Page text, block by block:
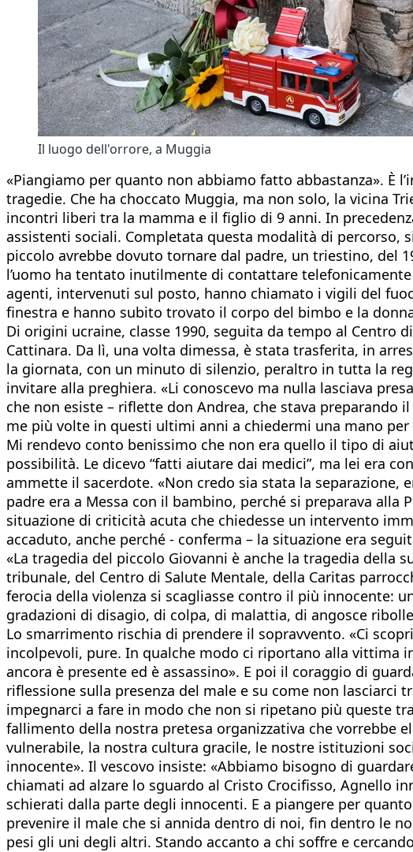
Il luogo dell'orrore, a Muggia
«Piangiamo per quanto non abbiamo fatto abbastanza». È
tragedie. Che ha choccato Muggia, ma non solo, la vicina
incontri liberi tra la mamma e il figlio di 9 anni. In
assistenti sociali. Completata questa modalità di percorso,
piccolo avrebbe dovuto tornare dal padre, un triestino, del
l’uomo ha tentato inutilmente di contattare
agenti, intervenuti sul posto, hanno chiamato i vigili del
finestra e hanno subito trovato il corpo del bimbo e la
Di origini ucraine, classe 1990, seguita da tempo al Centro
Cattinara. Da lì, una volta dimessa, è stata trasferita, in
la giornata, con un minuto di silenzio, peraltro in tutta la
invitare alla preghiera. «Li conoscevo ma nulla lasciava
che non esiste – riflette don Andrea, che stava preparando
me più volte in questi ultimi anni a chiedermi una mano
Mi rendevo conto benissimo che non era quello il tipo di
possibilità. Le dicevo “fatti aiutare dai medici”, ma lei era
ammette il sacerdote. «Non credo sia stata la separazione,
padre era a Messa con il bambino, perché si preparava alla
situazione di criticità acuta che chiedesse un intervento
accaduto, anche perché - conferma – la situazione era
«La tragedia del piccolo Giovanni è anche la tragedia della
tribunale, del Centro di Salute Mentale, della Caritas
ferocia della violenza si scagliasse contro il più innocente:
gradazioni di disagio, di colpa, di malattia, di angosce
Lo smarrimento rischia di prendere il sopravvento. «Ci
incolpevoli, pure. In qualche modo ci riportano alla vittima
ancora è presente ed è assassino». E poi il coraggio di
riflessione sulla presenza del male e su come non
impegnarci a fare in modo che non si ripetano più queste
fallimento della nostra pretesa organizzativa che vorrebbe
vulnerabile, la nostra cultura gracile, le nostre istituzioni
innocente». Il vescovo insiste: «Abbiamo bisogno di
chiamati ad alzare lo sguardo al Cristo Crocifisso, Agnello
schierati dalla parte degli innocenti. E a piangere per
prevenire il male che si annida dentro di noi, fin dentro le
pesi gli uni degli altri. Stando accanto a chi soffre e